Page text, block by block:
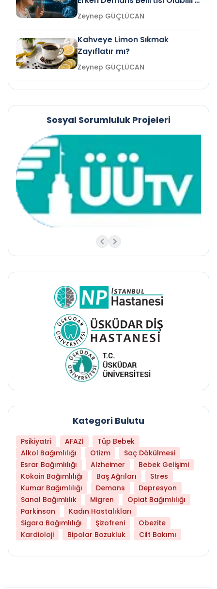
mi?
Zeynep GÜÇLÜCAN
Kahveye Limon Sıkmak
Zayıflatır mı?
Zeynep GÜÇLÜCAN
Sosyal Sorumluluk Projeleri
Kategori Bulutu
Psikiyatri AFAZİ
Tüp Bebek
Alkol Bağımlılığı
Otizm
Saç Dökülmesi
Esrar Bağımlılığı
Alzheimer
Bebek Gelişimi
Kokain Bağımlılığı
Baş Ağrıları
Stres
Kumar Bağımlılığı
Demans
Depresyon
Sanal Bağımlılık
Migren
Opiat Bağımlılığı
Parkinson
Kadın Hastalıkları
Sigara Bağımlılığı
Şizofreni
Obezite
Kardioloji
Bipolar Bozukluk Cilt Bakımı